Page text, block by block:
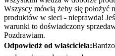
Wszyscy mówią żeby się położyć
produktów w sieci - nieprawda!
warunki to doświadczony
Pozdrawiam.
Odpowiedź od właściciela: